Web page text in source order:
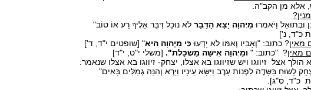
אלא מן הקב"ה.
וּבְתוּאֵל וַיֹּאמְרוּ מֵיְהוָה יָצָא הַדָּבָר לֹא נוּכַל דַּבֵּר אֵלֶיךָ רַע אוֹ טוֹב"
כ"ד, נ']
מאין? כתוב: "וְאָבִיו וְאִמּוֹ לֹא יָדְעוּ כִּי מֵיְהוָה הִיא" [שופטים י"ד, ד']
מאין? "כתוב: " וּמֵיְהוָה אִישָּׁה מַשְׂכָּלֶת". [משלי י"ט, י"ד]
הולך אצל זיווגו ויש שזיווגו בא אצלו, יצחק- זיווגו בא אצלו שנאמר:
לָשׂוּחַ בַּשָּׂדֶה לִפְנוֹת עָרֶב וַיִּשָּׂא עֵינָיו וַיַּרְא וְהִנֵּה גְמַלִּים בָּאִים"
כ"ד, ס"ג].